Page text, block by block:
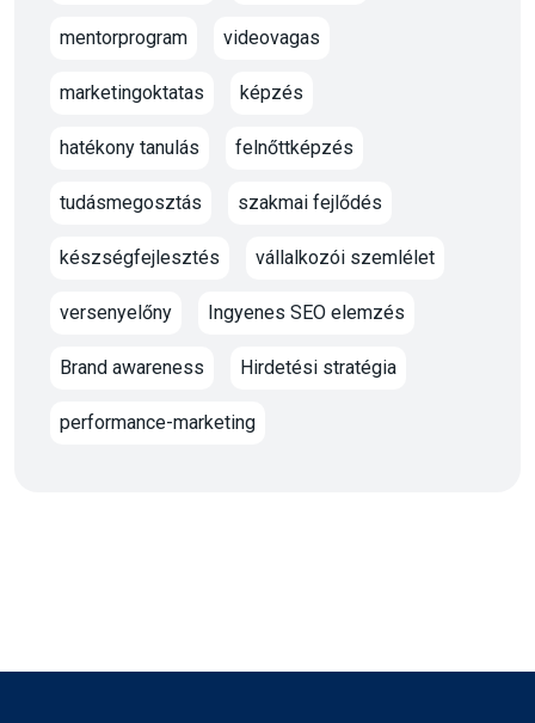
mentorprogram videovagas
marketingoktatas képzés
hatékony tanulás felnőttképzés
tudásmegosztás szakmai fejlődés
készségfejlesztés vállalkozói szemlélet
versenyelőny Ingyenes SEO elemzés
Brand awareness Hirdetési stratégia
performance-marketing